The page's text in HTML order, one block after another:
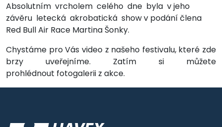
Absolutním vrcholem celého dne byla v jeho
závěru letecká akrobatická show v podání člena
Red Bull Air Race Martina Šonky.
Chystáme pro Vás video z našeho festivalu, které zde
brzy uveřejníme. Zatím si můžete
prohlédnout fotogalerii z akce.